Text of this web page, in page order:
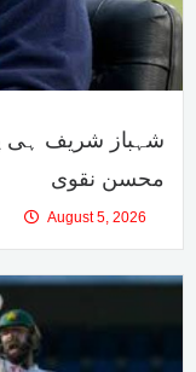
شہباز شریف ہی
محسن نقوی
August 5, 2026